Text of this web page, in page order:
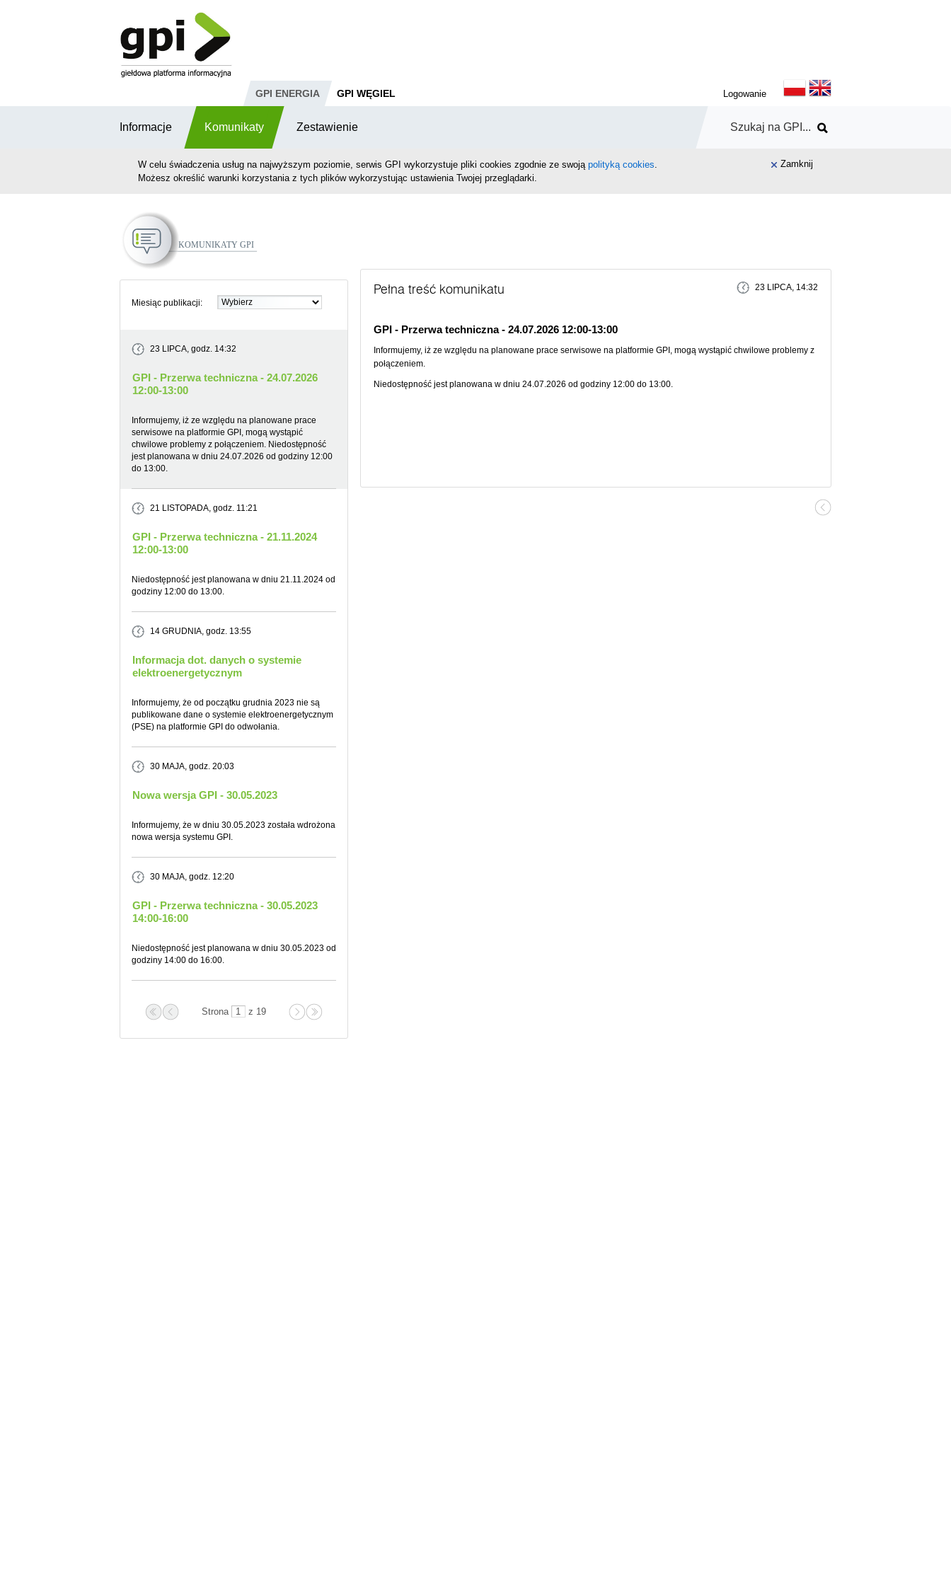
Logowanie
GPI ENERGIA GPI WĘGIEL
Informacje Komunikaty Zestawienie
W celu świadczenia usług na najwyższym poziomie, serwis GPI wykorzystuje pliki cookies zgodnie ze swoją polityką cookies.
Możesz określić warunki korzystania z tych plików wykorzystując ustawienia Twojej przeglądarki.
Zamknij
Komunikaty GPI
Miesiąc publikacji:
23 LIPCA, godz. 14:32
GPI - Przerwa techniczna - 24.07.2026
12:00-13:00
Informujemy, iż ze względu na planowane prace
serwisowe na platformie GPI, mogą wystąpić
chwilowe problemy z połączeniem. Niedostępność
jest planowana w dniu 24.07.2026 od godziny 12:00
do 13:00.
21 LISTOPADA, godz. 11:21
GPI - Przerwa techniczna - 21.11.2024
12:00-13:00
Niedostępność jest planowana w dniu 21.11.2024 od
godziny 12:00 do 13:00.
14 GRUDNIA, godz. 13:55
Informacja dot. danych o systemie
elektroenergetycznym
Informujemy, że od początku grudnia 2023 nie są
publikowane dane o systemie elektroenergetycznym
(PSE) na platformie GPI do odwołania.
30 MAJA, godz. 20:03
Nowa wersja GPI - 30.05.2023
Informujemy, że w dniu 30.05.2023 została wdrożona
nowa wersja systemu GPI.
30 MAJA, godz. 12:20
GPI - Przerwa techniczna - 30.05.2023
14:00-16:00
Niedostępność jest planowana w dniu 30.05.2023 od
godziny 14:00 do 16:00.
Strona z 19
Pełna treść komunikatu 23 LIPCA, 14:32
GPI - Przerwa techniczna - 24.07.2026 12:00-13:00
Informujemy, iż ze względu na planowane prace serwisowe na platformie GPI, mogą wystąpić chwilowe problemy z
połączeniem.
Niedostępność jest planowana w dniu 24.07.2026 od godziny 12:00 do 13:00.